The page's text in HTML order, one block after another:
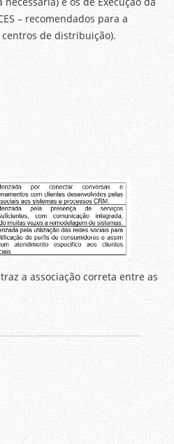
– recomendados para a
de distribuição).
a associação correta entre as